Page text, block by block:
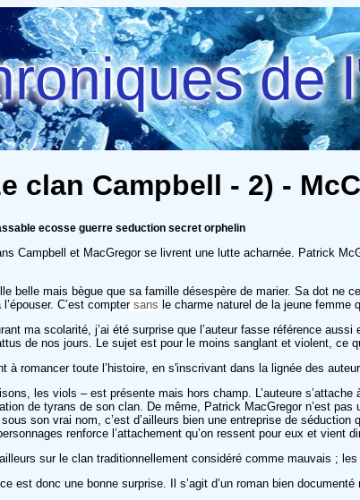
de
clan Campbell - 2) -
ecosse guerre seduction secret orphelin
Campbell et MacGregor se livrent une lutte acharnée. Patrick
belle mais bègue que sa famille désespère de marier. Sa dot
C’est compter sans le charme naturel de la jeune femme
ma scolarité, j’ai été surprise que l’auteur fasse référence
de nos jours. Le sujet est pour le moins sanglant et violent, ce
à romancer toute l’histoire, en s'inscrivant dans la lignée des
les viols – est présente mais hors champ. L’auteure
de tyrans de son clan. De même, Patrick MacGregor n’est
son vrai nom, c’est d’ailleurs bien une entreprise de
renforce l’attachement qu’on ressent pour eux et vient
sur le clan traditionnellement considéré comme mauvais ;
est donc une bonne surprise. Il s’agit d’un roman bien